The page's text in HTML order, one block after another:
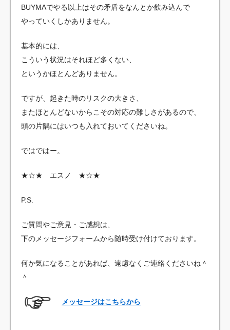
BUYMAでやる以上はその矛盾をなんとか飲み込んで
やっていくしかありません。
基本的には、
こういう状況はそれほど多くない、
というかほとんどありません。
ですが、起きた時のリスクの大きさ、
またほとんどないからこその対応の難しさがあるので、
頭の片隅にはいつも入れておいてくださいね。
ではではー。
★☆★ エスノ ★☆★
P.S.
ご質問やご意見・ご感想は、
下のメッセージフォームから随時受け付けております。
何か気になることがあれば、遠慮なくご連絡くださいね＾
＾
メッセージはこちらから